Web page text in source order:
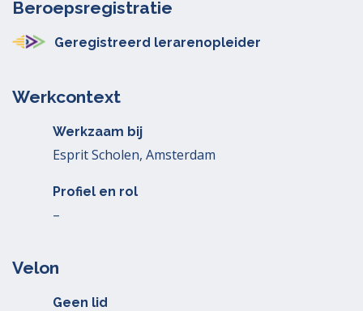
Beroepsregistratie
Geregistreerd lerarenopleider
Werkcontext
Werkzaam bij
Esprit Scholen, Amsterdam
Profiel en rol
–
Velon
Geen lid